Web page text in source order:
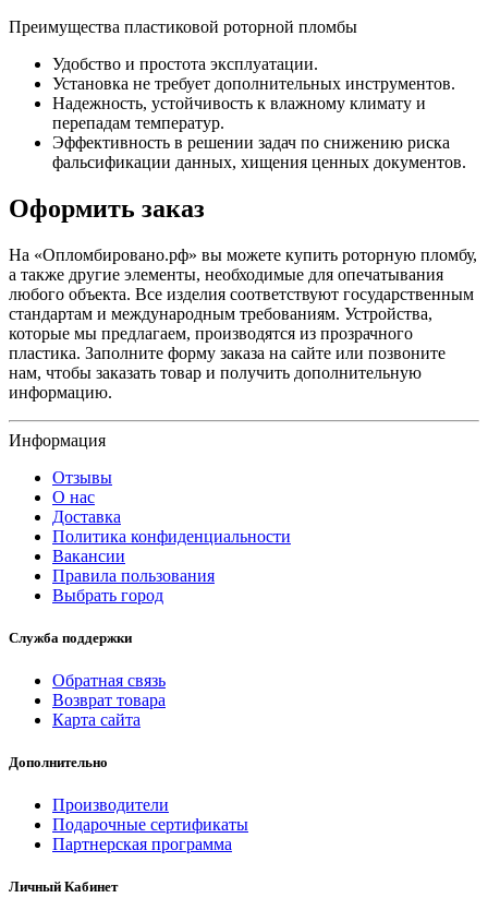
Преимущества пластиковой роторной пломбы
Удобство и простота эксплуатации.
Установка не требует дополнительных инструментов.
Надежность, устойчивость к влажному климату и
перепадам температур.
Эффективность в решении задач по снижению риска
фальсификации данных, хищения ценных документов.
Оформить заказ
На «Опломбировано.рф» вы можете купить роторную пломбу,
а также другие элементы, необходимые для опечатывания
любого объекта. Все изделия соответствуют государственным
стандартам и международным требованиям. Устройства,
которые мы предлагаем, производятся из прозрачного
пластика. Заполните форму заказа на сайте или позвоните
нам, чтобы заказать товар и получить дополнительную
информацию.
Информация
Отзывы
О нас
Доставка
Политика конфиденциальности
Вакансии
Правила пользования
Выбрать город
Служба поддержки
Обратная связь
Возврат товара
Карта сайта
Дополнительно
Производители
Подарочные сертификаты
Партнерская программа
Личный Кабинет